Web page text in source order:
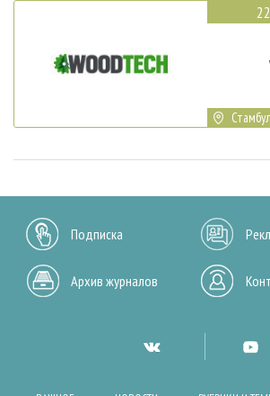
Подписка
Архив журналов